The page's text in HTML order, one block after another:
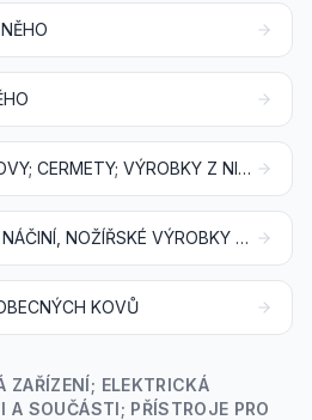
OSTATNÍ OBECNÉ KOVY; CERMETY; VÝROBKY Z NICH
NÁSTROJE, NÁŘADÍ, NÁČINÍ, NOŽÍŘSKÉ VÝROBKY A PŘÍBORY, Z OBECNÝCH KOVŮ; JEJICH ČÁSTI A SOUČÁSTI Z OBECNÝCH KOVŮ
KOVŮ
ZAŘÍZENÍ; ELEKTRICKÁ
A SOUČÁSTI; PŘÍSTROJE PRO